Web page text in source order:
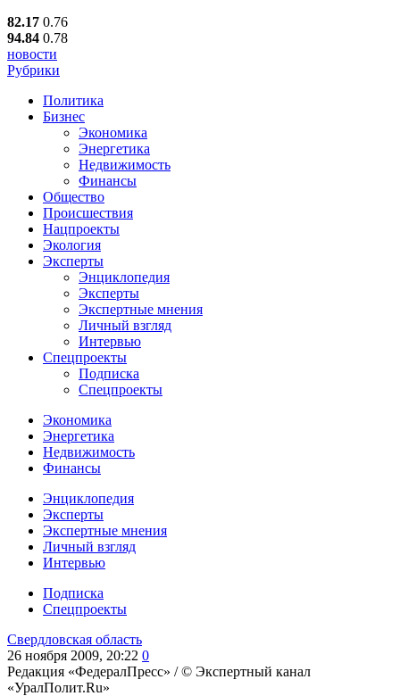
82.17 0.76
94.84 0.78
новости
Рубрики
Политика
Бизнес
Экономика
Энергетика
Недвижимость
Финансы
Общество
Происшествия
Нацпроекты
Экология
Эксперты
Энциклопедия
Эксперты
Экспертные мнения
Личный взгляд
Интервью
Спецпроекты
Подписка
Спецпроекты
Экономика
Энергетика
Недвижимость
Финансы
Энциклопедия
Эксперты
Экспертные мнения
Личный взгляд
Интервью
Подписка
Спецпроекты
Свердловская область
26 ноября 2009, 20:22 0
Редакция «ФедералПресс» /© Экспертный канал
«УралПолит.Ru»